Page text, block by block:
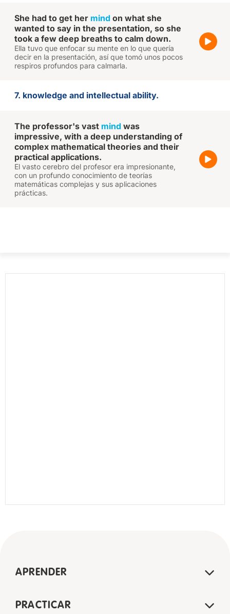
She had to get her mind on what she
wanted to say in the presentation, so she
took a few deep breaths to calm down.
Ella tuvo que enfocar su mente en lo que quería
decir en la presentación, así que tomó unos pocos
respiros profundos para calmarla.
7. knowledge and intellectual ability.
The professor's vast mind was
impressive, with a deep understanding of
complex mathematical theories and their
practical applications.
El vasto cerebro del profesor era impresionante,
con un profundo conocimiento de teorías
matemáticas complejas y sus aplicaciones
prácticas.
APRENDER
PRACTICAR